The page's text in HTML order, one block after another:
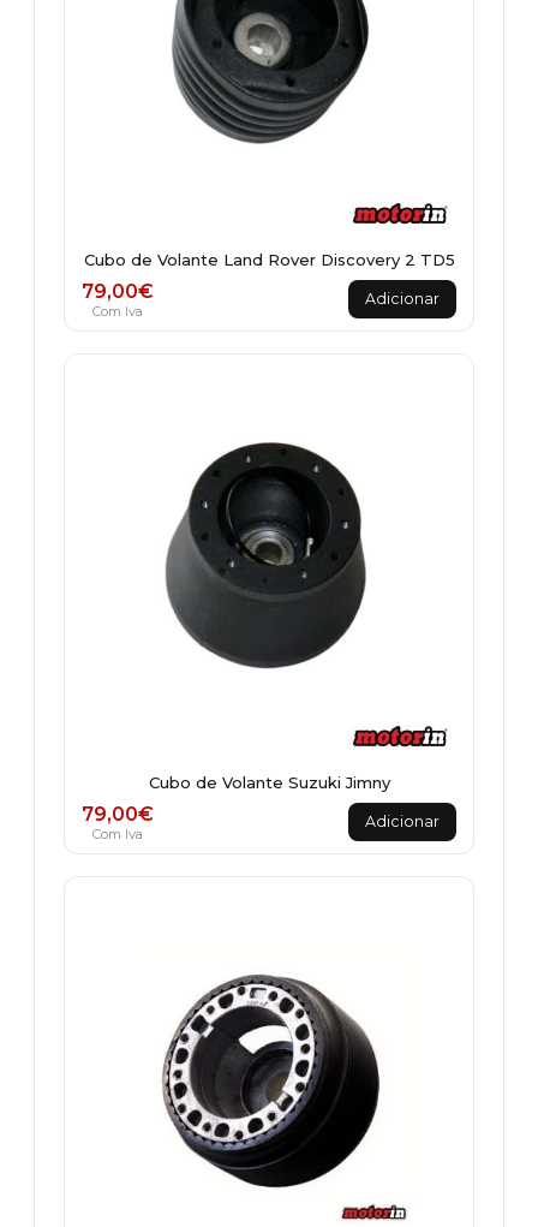
the
product
page
Cubo de Volante Land Rover Discovery 2 TD5
79,00€
Com Iva
Adicionar
Cubo de Volante Suzuki Jimny
79,00€
Com Iva
Adicionar